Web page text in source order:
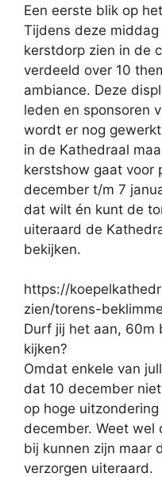
Een eerste blik op
Tijdens deze
kerstdorp zien in de
verdeeld over 10
ambiance. Deze
leden en sponsoren
wordt er nog
in de Kathedraal
kerstshow gaat voor
december t/m 7
dat wilt én kunt de
uiteraard de
bekijken.
https://
zien/torens-
Durf jij het aan, 60m
kijken?
Omdat enkele van
dat 10 december
op hoge
december. Weet wel
bij kunnen zijn maar
verzorgen uiteraard.